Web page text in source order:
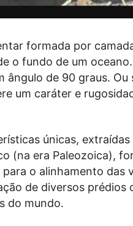
formada por
o fundo de um
ângulo de 90 graus. Ou
um caráter e
únicas, extraídas
(na era Paleozoica),
o alinhamento das
de diversos prédios
do mundo.